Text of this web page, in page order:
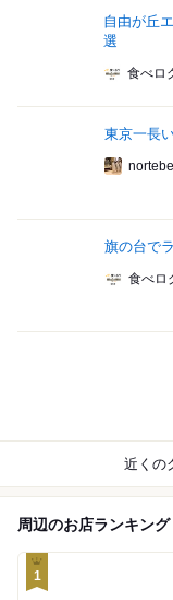
自由が丘
選
食べロ
東京一長
nortebell
旗の台で
食べロ
近くの
周辺のお店ランキング
1